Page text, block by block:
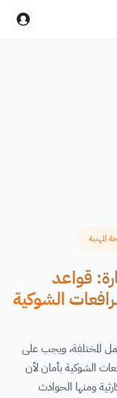
المهنية
قواعد
الشوكية
المختلفة، ويجب على
الشوكية بأمان لأن
ومنها الحوادث